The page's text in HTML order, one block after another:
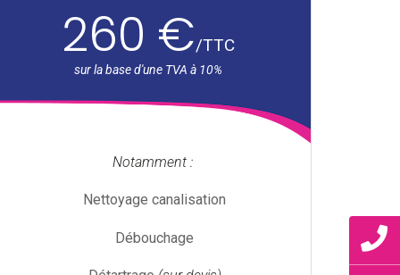
260 €/TTC
Notamment :
Nettoyage canalisation
Débouchage